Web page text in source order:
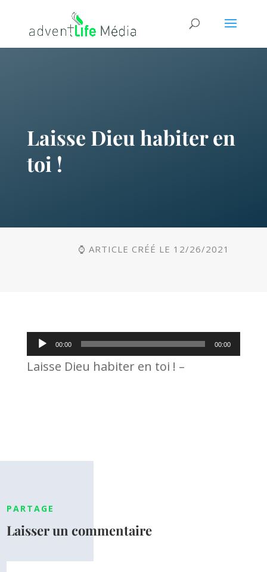
Laisse Dieu habiter en
toi !
⌚ ARTICLE CRÉÉ LE 12/26/2021
Lecteur
audio
00:00 00:00
Laisse Dieu habiter en toi ! –
PARTAGE
Laisser un commentaire